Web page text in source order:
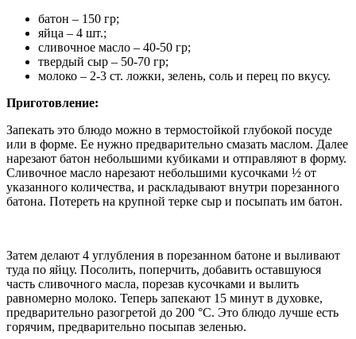
батон – 150 гр;
яйца – 4 шт.;
сливочное масло – 40-50 гр;
твердый сыр – 50-70 гр;
молоко – 2-3 ст. ложки, зелень, соль и перец по вкусу.
Приготовление:
Запекать это блюдо можно в термостойкой глубокой посуде
или в форме. Ее нужно предварительно смазать маслом. Далее
нарезают батон небольшими кубиками и отправляют в форму.
Сливочное масло нарезают небольшими кусочками ½ от
указанного количества, и раскладывают внутри порезанного
батона. Потереть на крупной терке сыр и посыпать им батон.
Затем делают 4 углубления в порезанном батоне и выливают
туда по яйцу. Посолить, поперчить, добавить оставшуюся
часть сливочного масла, порезав кусочками и вылить
равномерно молоко. Теперь запекают 15 минут в духовке,
предварительно разогретой до 200 °C. Это блюдо лучше есть
горячим, предварительно посыпав зеленью.